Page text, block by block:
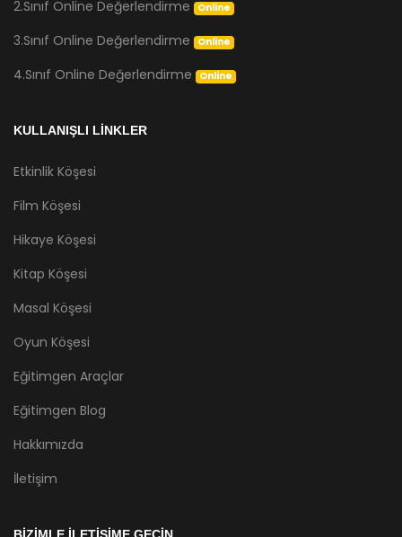
2.Sınıf Online Değerlendirme Online
3.Sınıf Online Değerlendirme Online
4.Sınıf Online Değerlendirme Online
KULLANIŞLI LİNKLER
Etkinlik Köşesi
Film Köşesi
Hikaye Köşesi
Kitap Köşesi
Masal Köşesi
Oyun Köşesi
Eğitimgen Araçlar
Eğitimgen Blog
Hakkımızda
İletişim